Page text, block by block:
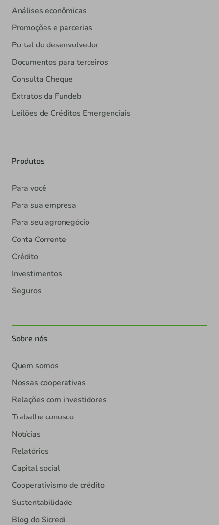
Análises econômicas
Promoções e parcerias
Portal do desenvolvedor
Documentos para terceiros
Consulta Cheque
Extratos da Fundeb
Leilões de Créditos Emergenciais
Produtos
Para você
Para sua empresa
Para seu agronegócio
Conta Corrente
Crédito
Investimentos
Seguros
Sobre nós
Quem somos
Nossas cooperativas
Relações com investidores
Trabalhe conosco
Notícias
Relatórios
Capital social
Cooperativismo de crédito
Sustentabilidade
Blog do Sicredi